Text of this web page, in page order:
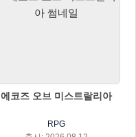
에코즈 오브 미스트랄리아
RPG